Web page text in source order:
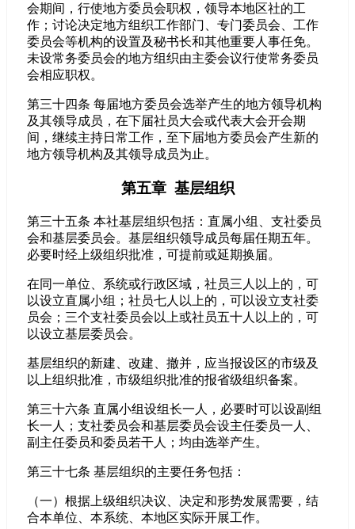
会期间，行使地方委员会职权，领导本地区社的工
作；讨论决定地方组织工作部门、专门委员会、工作
委员会等机构的设置及秘书长和其他重要人事任免。
未设常务委员会的地方组织由主委会议行使常务委员
会相应职权。
第三十四条 每届地方委员会选举产生的地方领导机构
及其领导成员，在下届社员大会或代表大会开会期
间，继续主持日常工作，至下届地方委员会产生新的
地方领导机构及其领导成员为止。
第五章 基层组织
第三十五条 本社基层组织包括：直属小组、支社委员
会和基层委员会。基层组织领导成员每届任期五年。
必要时经上级组织批准，可提前或延期换届。
在同一单位、系统或行政区域，社员三人以上的，可
以设立直属小组；社员七人以上的，可以设立支社委
员会；三个支社委员会以上或社员五十人以上的，可
以设立基层委员会。
基层组织的新建、改建、撤并，应当报设区的市级及
以上组织批准，市级组织批准的报省级组织备案。
第三十六条 直属小组设组长一人，必要时可以设副组
长一人；支社委员会和基层委员会设主任委员一人、
副主任委员和委员若干人；均由选举产生。
第三十七条 基层组织的主要任务包括：
（一）根据上级组织决议、决定和形势发展需要，结
合本单位、本系统、本地区实际开展工作。